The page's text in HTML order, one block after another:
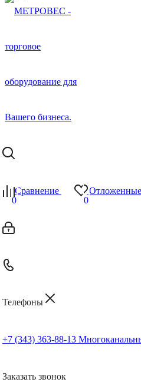
Сравнение
0
Отложенные
0
Телефоны
+7 (343) 363-88-13
Заказать звонок